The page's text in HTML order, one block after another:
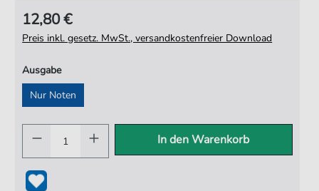
12,80 €
Preis inkl. gesetz. MwSt., versandkostenfreier Download
Ausgabe
Nur Noten
In den Warenkorb